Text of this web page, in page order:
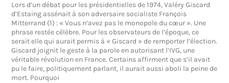
Lors d’un débat pour les présidentielles de 1974, Valéry Giscard
d’Estaing assénait à son adversaire socialiste François
Mitterrand (1) : « Vous n’avez pas le monopole du cœur ». Une
phrase restée célèbre. Pour les observateurs de l’époque, ce
serait elle qui aurait permis à « Giscard » de remporter l’élection.
Giscard joignit le geste à la parole en autorisant l’IVG, une
véritable révolution en France. Certains affirment que s’il avait
pu le faire, politiquement parlant, il aurait aussi aboli la peine de
mort. Pourquoi